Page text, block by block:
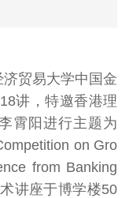
贸易大学中国金
讲，特邀香港理
霄阳进行主题为
on Gro
from Banking
讲座于博学楼50